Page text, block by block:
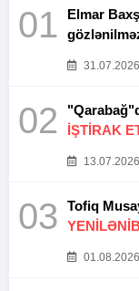
01
Elmar
31.07.2026
02
İŞTİRAK
13.07.2026
03
YENİLƏNİB
01.08.2026